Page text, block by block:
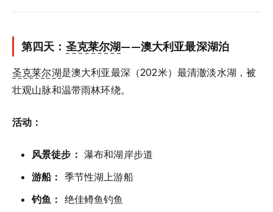
第四天： 圣克莱尔湖——澳大利亚最深湖泊
圣克莱尔湖是澳大利亚最深（202米）最清澈淡水湖，被
壮观山脉和温带雨林环绕。
活动：
风景徒步： 瀑布和湖岸步道
游船： 季节性湖上游船
钓鱼： 绝佳鳟鱼钓鱼